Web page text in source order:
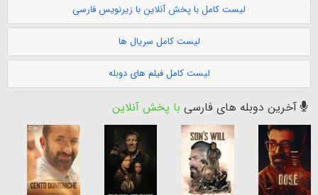
لیست کامل با پخش آنلاین با زیرنویس فارسی
لیست کامل سریال ها
لیست کامل فیلم های دوبله
آخرین دوبله های فارسی با پخش آنلاین